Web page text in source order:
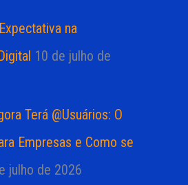
na
10 de julho de
Terá @Usuários: O
Empresas e Como se
julho de 2026